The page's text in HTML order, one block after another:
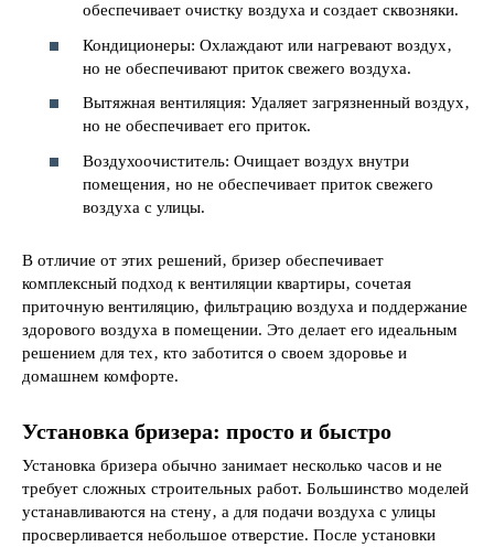
обеспечивает очистку воздуха и создает сквозняки.
Кондиционеры: Охлаждают или нагревают воздух‚
но не обеспечивают приток свежего воздуха.
Вытяжная вентиляция: Удаляет загрязненный воздух‚
но не обеспечивает его приток.
Воздухоочиститель: Очищает воздух внутри
помещения‚ но не обеспечивает приток свежего
воздуха с улицы.
В отличие от этих решений‚ бризер обеспечивает
комплексный подход к вентиляции квартиры‚ сочетая
приточную вентиляцию‚ фильтрацию воздуха и поддержание
здорового воздуха в помещении. Это делает его идеальным
решением для тех‚ кто заботится о своем здоровье и
домашнем комфорте.
Установка бризера: просто и быстро
Установка бризера обычно занимает несколько часов и не
требует сложных строительных работ. Большинство моделей
устанавливаются на стену‚ а для подачи воздуха с улицы
просверливается небольшое отверстие. После установки